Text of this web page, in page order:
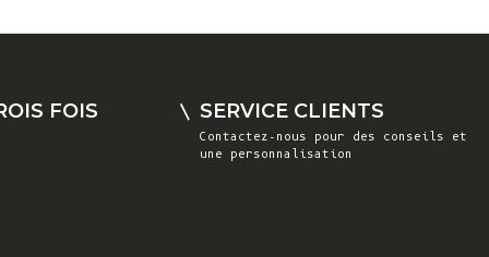
Costa Rica
Côte d'Ivoire
Croatie (EUR
FOIS SERVICE CLIENTS
Contactez-nous pour des conseils et
une personnalisation